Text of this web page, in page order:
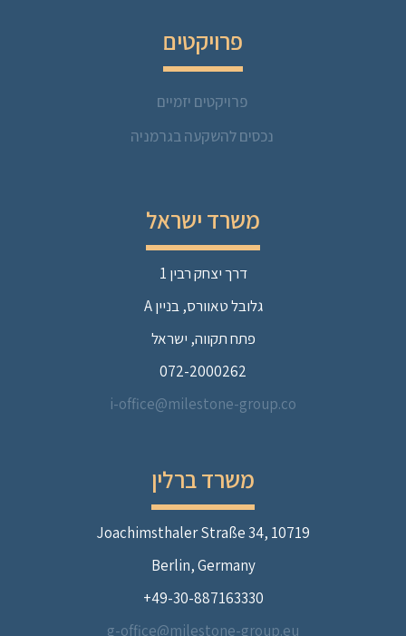
פרויקטים
פרויקטים יזמיים
נכסים להשקעה בגרמניה
משרד ישראל
דרך יצחק רבין 1
גלובל טאוורס, בניין A
פתח תקווה, ישראל
072-2000262
i-office@milestone-group.co
משרד ברלין
Joachimsthaler Straße 34, 10719
Berlin, Germany
49-30-887163330+
g-office@milestone-group.eu